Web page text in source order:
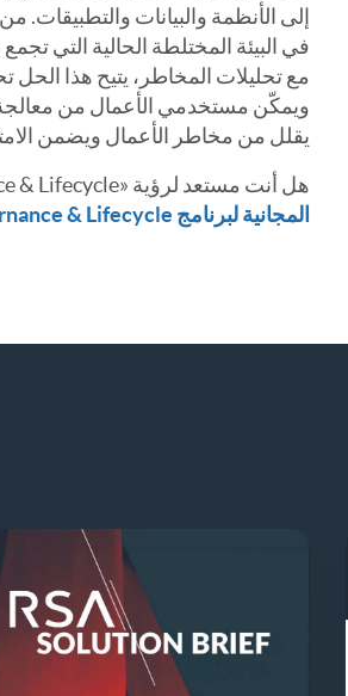
إلى الأنظمة والبيانات والتطبيقات.
في البيئة المختلطة الحالية التي
مع تحليلات المخاطر، يتيح هذا الحل
ويمكّن مستخدمي الأعمال من معالجة
يقلل من مخاطر الأعمال ويضمن
هل أنت مستعد لرؤية «RSA Governance & Lifecycle» أثناء العمل؟
المجانية لبرنامج RSA Governance & Lifecycle